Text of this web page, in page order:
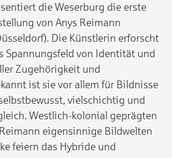
die Weserburg die erste
von Anys Reimann
Die Künstlerin erforscht
Spannungsfeld von Identität und
Zugehörigkeit und
ist sie vor allem für Bildnisse
vielschichtig und
Westlich-kolonial geprägten
eigensinnige Bildwelten
feiern das Hybride und